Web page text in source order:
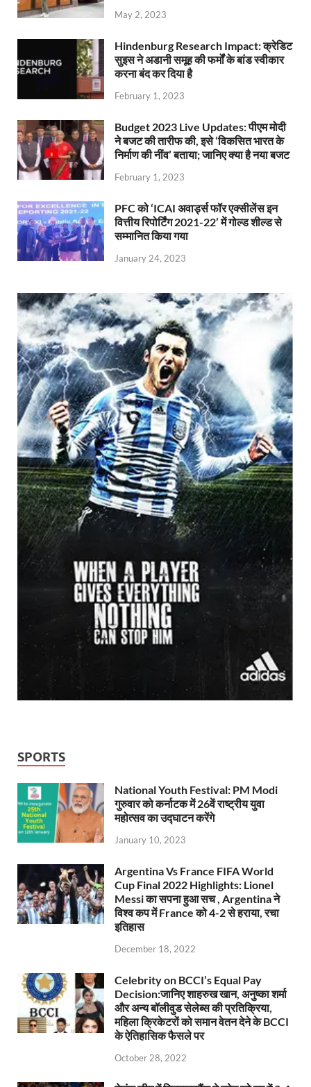
May 2, 2023
Hindenburg Research Impact: क्रेडिट
सुइस ने अडानी समूह की फर्मों के बांड स्वीकार
करना बंद कर दिया है
February 1, 2023
Budget 2023 Live Updates: पीएम मोदी
ने बजट की तारीफ की, इसे ‘विकसित भारत के
निर्माण की नींव’ बताया; जानिए क्या है नया बजट
February 1, 2023
PFC को ‘ICAI अवार्ड्स फॉर एक्सीलेंस इन
वित्तीय रिपोर्टिंग 2021-22’ में गोल्ड शील्ड से
सम्मानित किया गया
January 24, 2023
SPORTS
National Youth Festival: PM Modi
गुरुवार को कर्नाटक में 26वें राष्ट्रीय युवा
महोत्सव का उद्घाटन करेंगे
January 10, 2023
Argentina Vs France FIFA World
Cup Final 2022 Highlights: Lionel
Messi का सपना हुआ सच , Argentina ने
विश्व कप में France को 4-2 से हराया, रचा
इतिहास
December 18, 2022
Celebrity on BCCI’s Equal Pay
Decision:जानिए शाहरुख खान, अनुष्का शर्मा
और अन्य बॉलीवुड सेलेब्स की प्रतिक्रिया,
महिला क्रिकेटरों को समान वेतन देने के BCCI
के ऐतिहासिक फैसले पर
October 28, 2022